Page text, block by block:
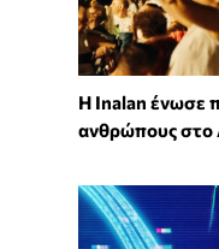
Η Inalan ένωσε
ανθρώπους στο